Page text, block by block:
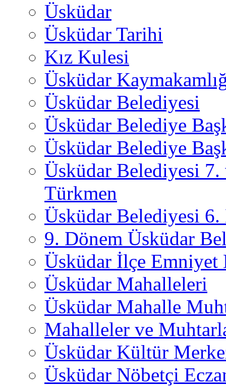
Üsküdar
Üsküdar Tarihi
Kız Kulesi
Üsküdar
Üsküdar Belediyesi
Üsküdar Belediye
Üsküdar Belediye
Üsküdar Belediyesi
Türkmen
Üsküdar Belediyesi 6.
9. Dönem Üsküdar
Üsküdar İlçe
Üsküdar Mahalleleri
Üsküdar Mahalle
Mahalleler ve
Üsküdar Kültür
Üsküdar Nöbetçi